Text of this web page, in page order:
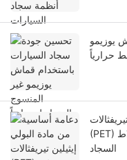
يوزيمو
حرارياً
(PET) غير المنسوجة من شركة يوزيمو لتصنيع بلاط
السجاد